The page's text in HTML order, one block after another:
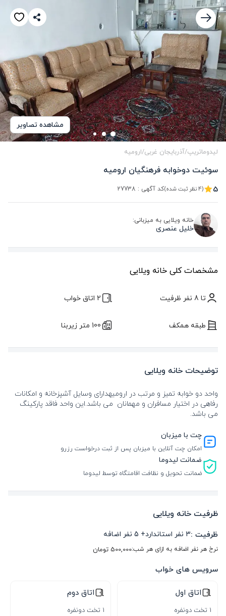
مشاهده تصاویر
لیدوماتریپ/آذربایجان غربی/ارومیه
سوئیت دوخوابه فرهنگیان ارومیه
5 (4 نظر ثبت شده) کد آگهی : 27738
خانه ویلایی به میزبانی:
خلیل عنصری
مشخصات کلی خانه ویلایی
تا 8 نفر ظرفیت 2 اتاق خواب
طبقه همکف 100 متر زیربنا
توضیحات خانه ویلایی
واحد دو خوابه تمیز و مرتب در ارومیهدارای وسایل آشپزخانه و امکانات
رفاهی در اختیار مسافران و مهمانان می باشد.این واحد فاقد پارکینگ
می باشد.
چت با میزبان
امکان چت آنلاین با میزبان پس از ثبت درخواست رزرو
ضمانت لیدوما
ضمانت تحویل و نظافت اقامتگاه توسط لیدوما
ظرفیت خانه ویلایی
ظرفیت :3 نفر استاندارد+
5 نفر اضافه
نرخ هر نفر اضافه به ازای هر شب:500,000تومان
سرویس های خواب
اتاق اول
1 تخت دونفره
اتاق دوم
1 تخت دونفره